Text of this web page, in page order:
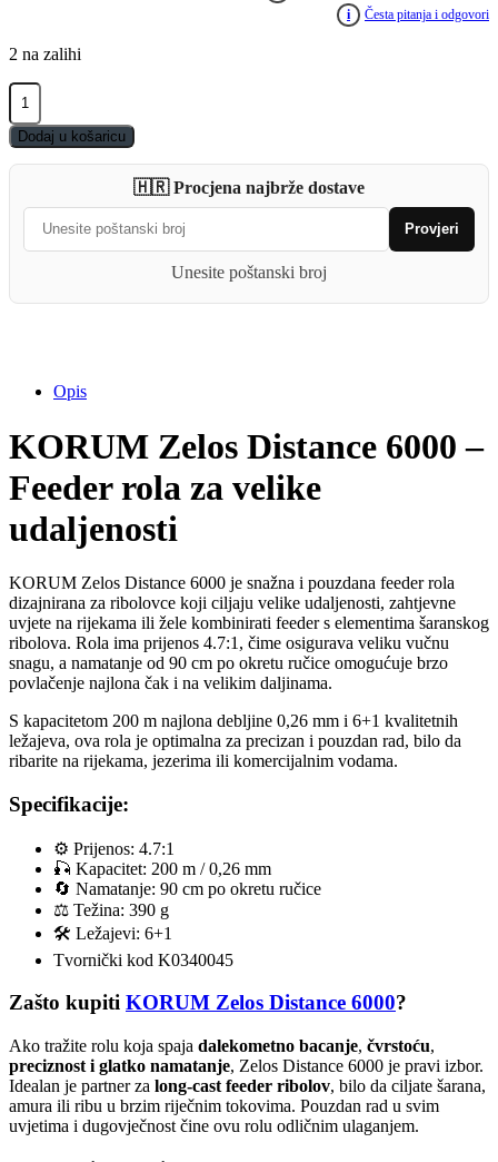
i
Česta pitanja i odgovori
2 na zalihi
KORUM
Zelos
Distance
6000
quantity
Dodaj u košaricu
🇭🇷 Procjena najbrže dostave
Provjeri
Unesite poštanski broj
Opis
KORUM Zelos Distance 6000 –
Feeder rola za velike
udaljenosti
KORUM Zelos Distance 6000 je snažna i pouzdana feeder rola
dizajnirana za ribolovce koji ciljaju velike udaljenosti, zahtjevne
uvjete na rijekama ili žele kombinirati feeder s elementima šaranskog
ribolova. Rola ima prijenos 4.7:1, čime osigurava veliku vučnu
snagu, a namatanje od 90 cm po okretu ručice omogućuje brzo
povlačenje najlona čak i na velikim daljinama.
S kapacitetom 200 m najlona debljine 0,26 mm i 6+1 kvalitetnih
ležajeva, ova rola je optimalna za precizan i pouzdan rad, bilo da
ribarite na rijekama, jezerima ili komercijalnim vodama.
Specifikacije:
⚙️ Prijenos: 4.7:1
🎣 Kapacitet: 200 m / 0,26 mm
🔄 Namatanje: 90 cm po okretu ručice
⚖️ Težina: 390 g
🛠️ Ležajevi: 6+1
Tvornički kod K0340045
Zašto kupiti KORUM Zelos Distance 6000?
Ako tražite rolu koja spaja dalekometno bacanje, čvrstoću,
preciznost i glatko namatanje, Zelos Distance 6000 je pravi izbor.
Idealan je partner za long-cast feeder ribolov, bilo da ciljate šarana,
amura ili ribu u brzim riječnim tokovima. Pouzdan rad u svim
uvjetima i dugovječnost čine ovu rolu odličnim ulaganjem.